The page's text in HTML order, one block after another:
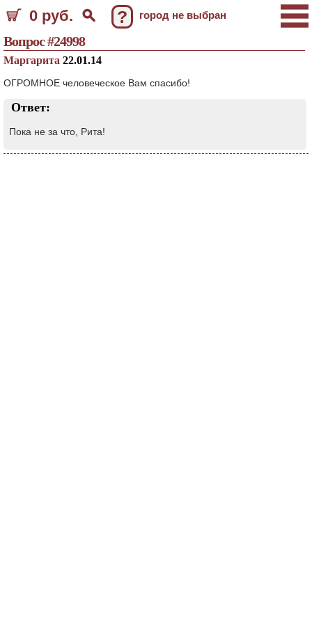
0 руб. ? город не выбран
Вопрос #24998
Маргарита 22.01.14
ОГРОМНОЕ человеческое Вам спасибо!
Ответ:
Пока не за что, Рита!